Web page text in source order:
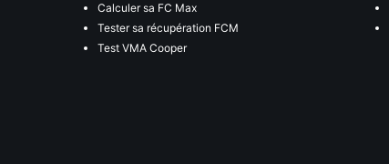
Calculer sa FC Max
Tester sa récupération FCM
Test VMA Cooper